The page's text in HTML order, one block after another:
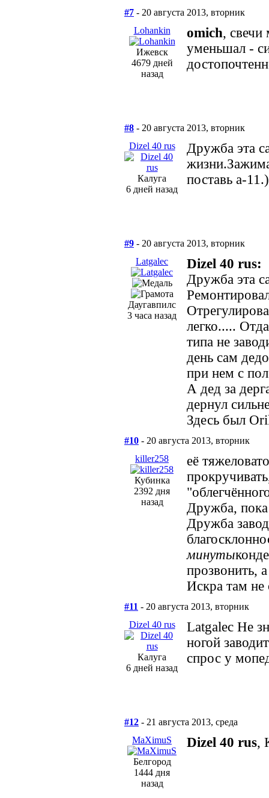
#7 - 20 августа 2013, вторник
Lohankin
Ижевск
4679 дней
назад
omich, свечи
уменьшал -
#8 - 20 августа 2013, вторник
Dizel 40 rus
Калуга
6 дней назад
Дружба эта
поставь а-
#9 - 20 августа 2013, вторник
Latgalec
Даугавпилс
3 часа назад
Dizel 40 rus:
Дружба эта
легко.....
типа не
день сам
при нем с
А дед за
дернул
Здесь был
#10 - 20 августа 2013, вторник
killer258
Кубинка
2392 дня
назад
её
Дружба, пока
Дружба
минуты
прозвонить,
Искра там не
#11 - 20 августа 2013, вторник
Dizel 40 rus
Калуга
6 дней назад
Latgalec Не
ногой
спрос у
#12 - 21 августа 2013, среда
MaXimuS
Белгород
1444 дня
назад
Dizel 40 rus,